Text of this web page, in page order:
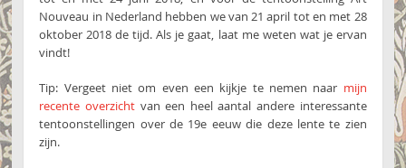
Nouveau in Nederland hebben we van 21 april tot en met 28
oktober 2018 de tijd. Als je gaat, laat me weten wat je ervan
vindt!
Tip: Vergeet niet om even een kijkje te nemen naar mijn
recente overzichtvan een heel aantal andere interessante
tentoonstellingen over de 19e eeuw die deze lente te zien
zijn.